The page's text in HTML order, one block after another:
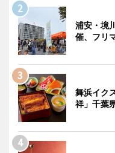
浦安・境
催、フリ
舞浜イク
祥」千葉